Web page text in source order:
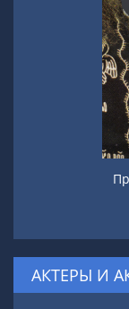
АКТЕРЫ И